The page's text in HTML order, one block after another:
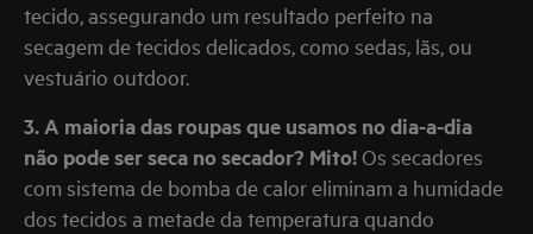
tecido, assegurando um resultado perfeito na
secagem de tecidos delicados, como sedas, lãs, ou
vestuário outdoor.
3.A maioria das roupas que usamos no dia-a-dia
não pode ser seca no secador? Mito!Os secadores
com sistema de bomba de calor eliminam a humidade
dos tecidos a metade da temperatura quando